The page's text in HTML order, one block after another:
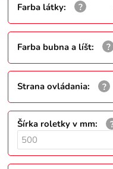
Farba látky:
Farba bubna a líšt:
Strana ovládania:
Šírka roletky v mm: